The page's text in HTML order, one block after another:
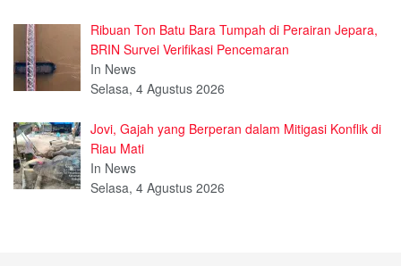
Ribuan Ton Batu Bara Tumpah di Perairan Jepara,
BRIN Survei Verifikasi Pencemaran
In News
Selasa, 4 Agustus 2026
Jovi, Gajah yang Berperan dalam Mitigasi Konflik di
Riau Mati
In News
Selasa, 4 Agustus 2026